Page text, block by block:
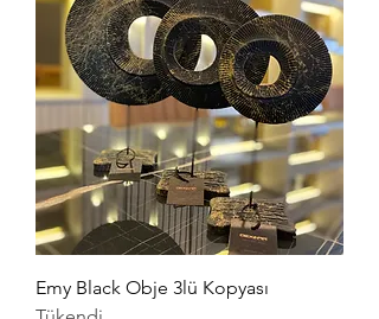
Emy Black Obje 3lü Kopyası